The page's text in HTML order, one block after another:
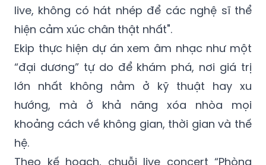
bước vào thế giới của một ca khúc khác,
một thế hệ khác. Chương trình này 100% hát
live, không có hát nhép để các nghệ sĩ thể
hiện cảm xúc chân thật nhất".
Ekip thực hiện dự án xem âm nhạc như một
“đại dương” tự do để khám phá, nơi giá trị
lớn nhất không nằm ở kỹ thuật hay xu
hướng, mà ở khả năng xóa nhòa mọi